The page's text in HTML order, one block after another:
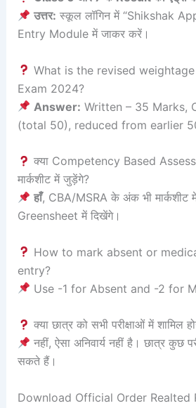
उत्तर: स्कूल लॉगिन में “Shikshak
Entry Module में जाकर करें।
What is the revised
Exam 2024?
Answer: Written – 35 Marks,
(total 50), reduced from earlier
क्या Competency Based
मार्कशीट में जुड़ेंगे?
हाँ, CBA/MSRA के अंक भी मार्कशीट
Greensheet में दिखेंगे।
How to mark absent or
entry?
Use -1 for Absent and -2 for
क्या छात्र को सभी परीक्षाओं में शामिल
नहीं, ऐसा अनिवार्य नहीं है। छात्र कुछ
सकते हैं।
Download Official Order Realted